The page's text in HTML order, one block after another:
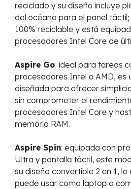
reciclado y su diseño incluye
del océano para el panel
100% reciclable y está
procesadores Intel Core de
Aspire Go: ideal para tareas
procesadores Intel o AMD, es
diseñada para ofrecer
sin comprometer el
procesadores Intel Core y
memoria RAM.
Aspire Spin: equipada con
Ultra y pantalla táctil, este
su diseño convertible 2 en 1,
puede usar como laptop o